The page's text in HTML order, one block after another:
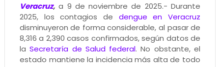
Veracruz,a 9 de noviembre de 2025.- Durante
2025, los contagios de dengue en Veracruz
disminuyeron de forma considerable, al pasar de
8,316 a 2,390 casos confirmados, según datos de
laSecretaría de Salud federal. No obstante, el
estado mantiene la incidencia más alta de todo